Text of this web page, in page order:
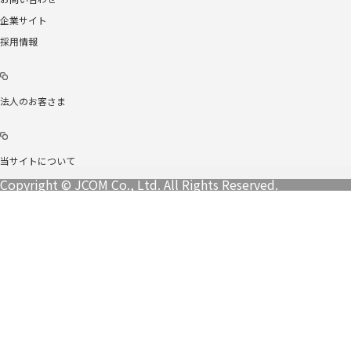
企業サイト
採用情報
法人のお客さま
当サイトについて
Copyright © JCOM Co., Ltd. All Rights Reserved.